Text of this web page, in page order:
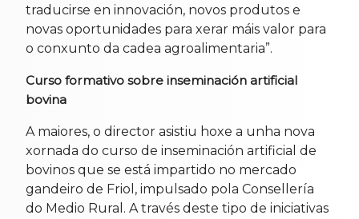
traducirse en innovación, novos produtos e
novas oportunidades para xerar máis valor para
o conxunto da cadea agroalimentaria”.
Curso formativo sobre inseminación artificial
bovina
A maiores, o director asistiu hoxe a unha nova
xornada do curso de inseminación artificial de
bovinos que se está impartido no mercado
gandeiro de Friol, impulsado pola Consellería
do Medio Rural. A través deste tipo de iniciativas